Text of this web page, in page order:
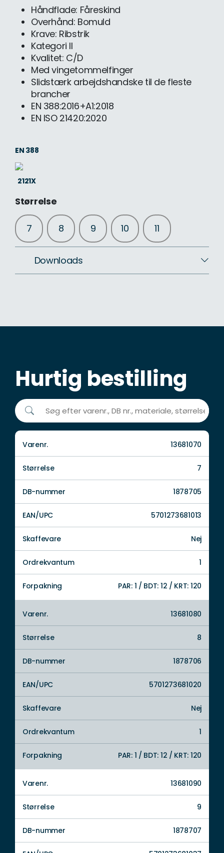
Håndflade: Fåreskind
Overhånd: Bomuld
Krave: Ribstrik
Kategori II
Kvalitet: C/D
Med vingetommelfinger
Slidstærk arbejdshandske til de fleste
brancher
EN 388:2016+A1:2018
EN ISO 21420:2020
EN 388
2121X
Størrelse
7 8 9 10 11
Downloads
Hurtig bestilling
Varenr. 13681070
Størrelse 7
DB-nummer 1878705
EAN/UPC 5701273681013
Skaffevare Nej
Ordrekvantum 1
Forpakning PAR: 1 / BDT: 12 / KRT: 120
Varenr. 13681080
Størrelse 8
DB-nummer 1878706
EAN/UPC 5701273681020
Skaffevare Nej
Ordrekvantum 1
Forpakning PAR: 1 / BDT: 12 / KRT: 120
Varenr. 13681090
Størrelse 9
DB-nummer 1878707